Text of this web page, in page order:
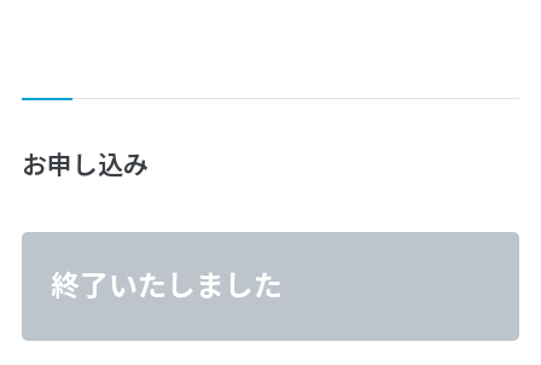
お申し込み
終了いたしました